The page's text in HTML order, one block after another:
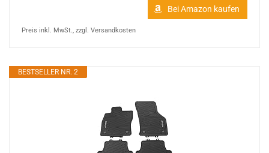
Bei Amazon kaufen
Preis inkl. MwSt., zzgl. Versandkosten
BESTSELLER NR. 2